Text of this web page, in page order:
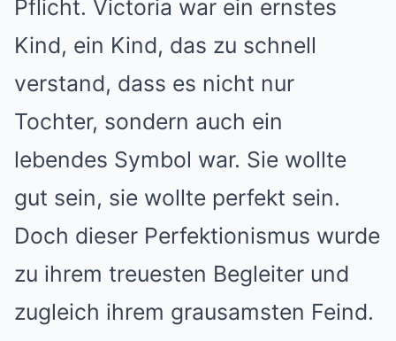
Pflicht. Victoria war ein ernstes
Kind, ein Kind, das zu schnell
verstand, dass es nicht nur
Tochter, sondern auch ein
lebendes Symbol war. Sie wollte
gut sein, sie wollte perfekt sein.
Doch dieser Perfektionismus wurde
zu ihrem treuesten Begleiter und
zugleich ihrem grausamsten Feind.